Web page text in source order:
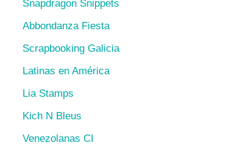
Snapdragon Snippets
Abbondanza Fiesta
Scrapbooking Galicia
Latinas en América
Lia Stamps
Kich N Bleus
Venezolanas CI